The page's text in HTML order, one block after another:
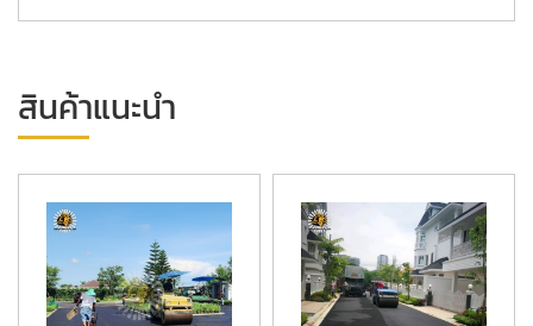
สินค้าแนะนำ